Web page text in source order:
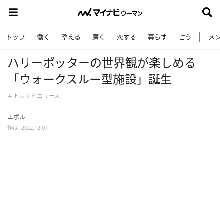
トップ 働く 整える 磨く 恋する 暮らす 占う メ
ハリーポッターの世界観が楽しめる
「ウォークスルー型施設」誕生
＃トレンドニュース
エボル
作成: 2022.12.07